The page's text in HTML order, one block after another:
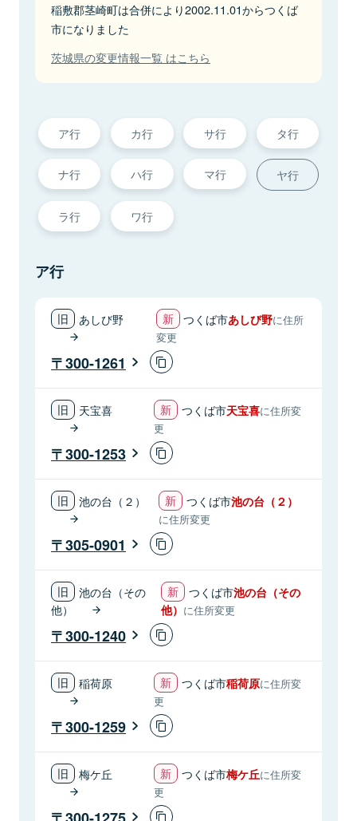
稲敷郡茎崎町は合併により2002.11.01からつくば
市になりました
茨城県の変更情報一覧 はこちら
ア行 カ行 サ行 タ行
ナ行 ハ行 マ行 ヤ行
ラ行 ワ行
ア行
あしび野 つくば市あしび野に住所
変更
300-1261
天宝喜 つくば市天宝喜に住所変
更
300-1253
池の台（２） つくば市池の台（２）
に住所変更
305-0901
池の台（その
他）
つくば市池の台（その
他） に住所変更
300-1240
稲荷原 つくば市稲荷原に住所変
更
300-1259
梅ケ丘 つくば市梅ケ丘に住所変
更